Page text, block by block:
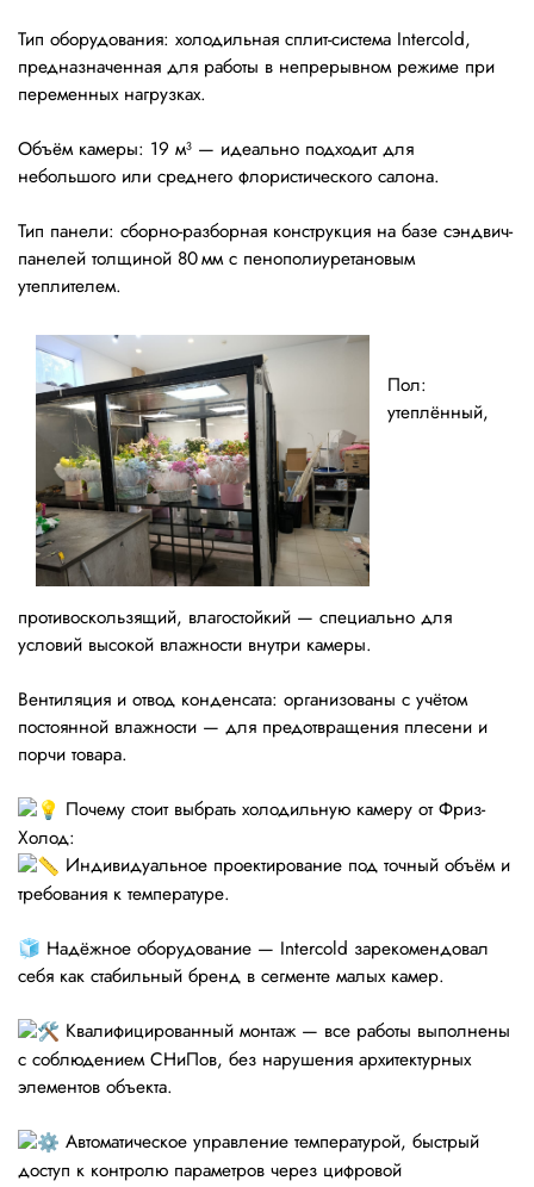
Тип оборудования: холодильная сплит-система Intercold,
предназначенная для работы в непрерывном режиме при
переменных нагрузках.
Объём камеры: 19 м³ — идеально подходит для
небольшого или среднего флористического салона.
Тип панели: сборно-разборная конструкция на базе сэндвич-
панелей толщиной 80 мм с пенополиуретановым
утеплителем.
Пол:
утеплённый,
противоскользящий, влагостойкий — специально для
условий высокой влажности внутри камеры.
Вентиляция и отвод конденсата: организованы с учётом
постоянной влажности — для предотвращения плесени и
порчи товара.
Почему стоит выбрать холодильную камеру от Фриз-
Холод:
Индивидуальное проектирование под точный объём и
требования к температуре.
🧊 Надёжное оборудование — Intercold зарекомендовал
себя как стабильный бренд в сегменте малых камер.
Квалифицированный монтаж — все работы выполнены
с соблюдением СНиПов, без нарушения архитектурных
элементов объекта.
Автоматическое управление температурой, быстрый
доступ к контролю параметров через цифровой